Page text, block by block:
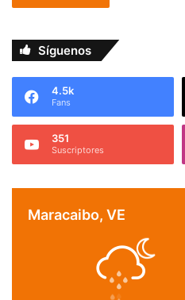
Síguenos
4.5k
Fans
351
Suscriptores
Maracaibo, VE